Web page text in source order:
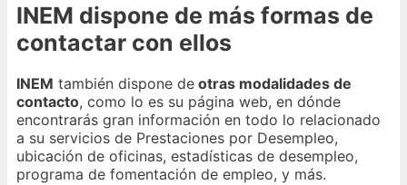
INEM dispone de más formas de
contactar con ellos
INEM también dispone de otras modalidades de
contacto, como lo es su página web, en dónde
encontrarás gran información en todo lo relacionado
a su servicios de Prestaciones por Desempleo,
ubicación de oficinas, estadísticas de desempleo,
programa de fomentación de empleo, y más.